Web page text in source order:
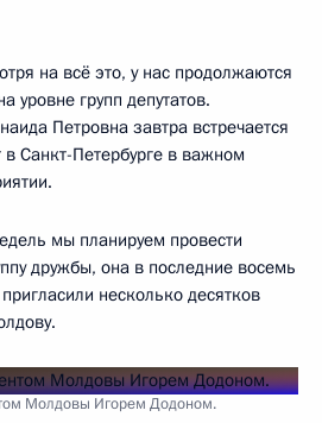
на всё это, у нас продолжаются
уровне групп депутатов.
Петровна завтра встречается
в Санкт-Петербурге в важном
мы планируем провести
дружбы, она в последние восемь
несколько десятков
Молдовы Игорем Додоном.